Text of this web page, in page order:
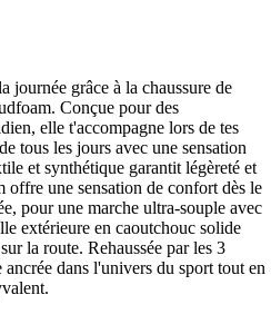
journée grâce à la chaussure de
Conçue pour des
elle t'accompagne lors de tes
tous les jours avec une sensation
et synthétique garantit légèreté et
une sensation de confort dès le
pour une marche ultra-souple avec
extérieure en caoutchouc solide
la route. Rehaussée par les 3
ancrée dans l'univers du sport tout en